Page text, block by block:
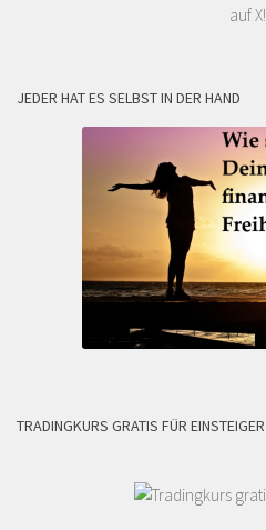
auf X!
JEDER HAT ES SELBST IN DER HAND
TRADINGKURS GRATIS FÜR EINSTEIGER